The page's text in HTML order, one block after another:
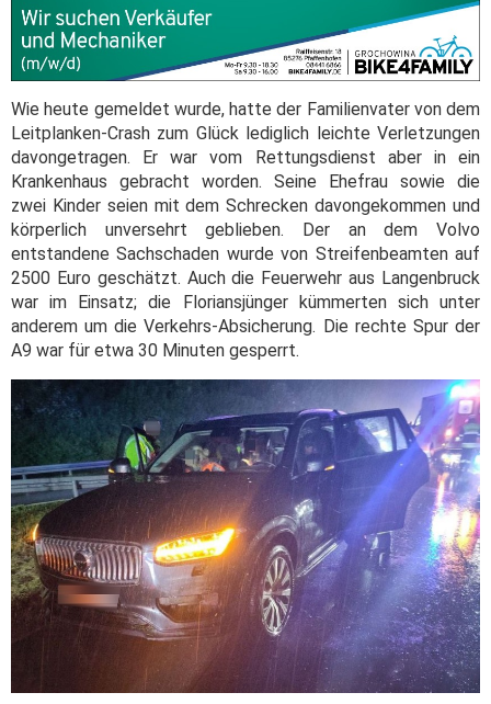
Wie heute gemeldet wurde, hatte der Familienvater von dem
Leitplanken-Crash zum Glück lediglich leichte Verletzungen
davongetragen. Er war vom Rettungsdienst aber in ein
Krankenhaus gebracht worden. Seine Ehefrau sowie die
zwei Kinder seien mit dem Schrecken davongekommen und
körperlich unversehrt geblieben. Der an dem Volvo
entstandene Sachschaden wurde von Streifenbeamten auf
2500 Euro geschätzt. Auch die Feuerwehr aus Langenbruck
war im Einsatz; die Floriansjünger kümmerten sich unter
anderem um die Verkehrs-Absicherung. Die rechte Spur der
A9 war für etwa 30 Minuten gesperrt.